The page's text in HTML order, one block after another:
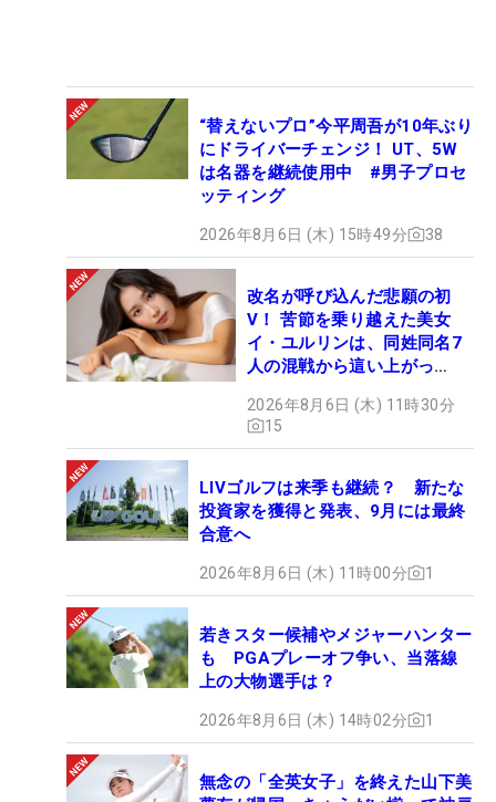
“替えないプロ”今平周吾が10年ぶり
にドライバーチェンジ！ UT、5W
は名器を継続使用中 #男子プロセ
ッティング
2026年8月6日 (木) 15時49分 38
改名が呼び込んだ悲願の初
V！ 苦節を乗り越えた美女
イ・ユルリンは、同姓同名7
人の混戦から這い上がっ
2026年8月6日 (木) 11時30分
15
LIVゴルフは来季も継続？ 新たな
投資家を獲得と発表、9月には最終
合意へ
2026年8月6日 (木) 11時00分 1
若きスター候補やメジャーハンター
も PGAプレーオフ争い、当落線
上の大物選手は？
2026年8月6日 (木) 14時02分 1
無念の「全英女子」を終えた山下美